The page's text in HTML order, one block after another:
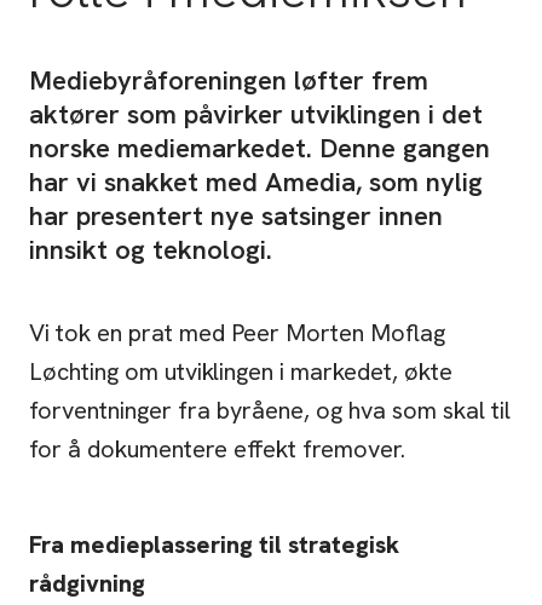
Mediebyråforeningen løfter frem
aktører som påvirker utviklingen i det
norske mediemarkedet. Denne gangen
har vi snakket med Amedia, som nylig
har presentert nye satsinger innen
innsikt og teknologi.
Vi tok en prat med Peer Morten Moflag
Løchting om utviklingen i markedet, økte
forventninger fra byråene, og hva som skal til
for å dokumentere effekt fremover.
Fra medieplassering til strategisk
rådgivning